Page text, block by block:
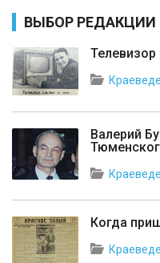
ВЫБОР РЕДАКЦИИ
Телевизор
Валерий
Когда